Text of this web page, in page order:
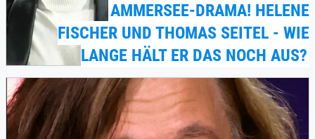
AMMERSEE-DRAMA! HELENE
FISCHER UND THOMAS SEITEL - WIE
LANGE HÄLT ER DAS NOCH AUS?